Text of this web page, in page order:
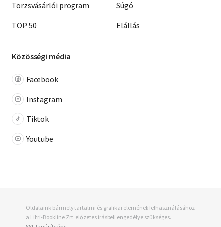
Törzsvásárlói program
TOP 50
Súgó
Elállás
Közösségi média
Facebook
Instagram
Tiktok
Youtube
Oldalaink bármely tartalmi és grafikai elemének felhasználásához
a Libri-Bookline Zrt. előzetes írásbeli engedélye szükséges.